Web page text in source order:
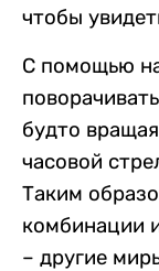
чтобы
С помощью
будто
часовой
Таким
комбинации
– другие